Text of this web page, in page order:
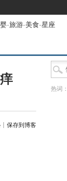
-旅游-美食-星座
保存到博客
热词：